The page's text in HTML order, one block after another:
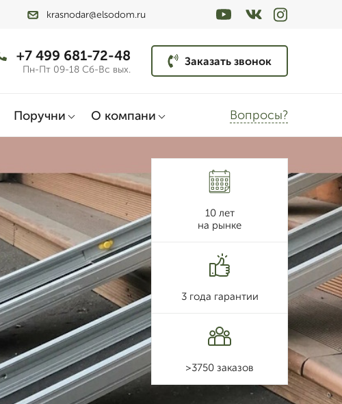
krasnodar@elsodom.ru
+7 499 681-72-48
Пн-Пт 09-18 Сб-Вс вых.
Заказать звонок
Поручни О компани Вопросы?
10 лет
на рынке
3 года гарантии
>3750 заказов